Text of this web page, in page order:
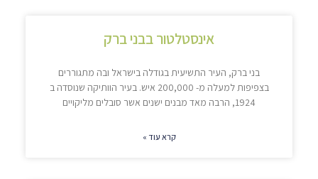
אינסטלטור בבני ברק
בני ברק, העיר התשיעית בגודלה בישראל ובה מתגוררים
בצפיפות למעלה מ- 200,000 איש. בעיר הוותיקה שנוסדה ב
1924, הרבה מאד מבנים ישנים אשר סובלים מליקויים
קרא עוד »